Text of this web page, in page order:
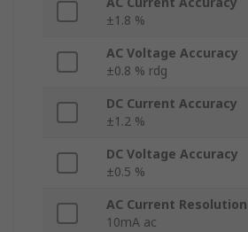
±1.8 %
AC Voltage Accuracy
±0.8 % rdg
DC Current Accuracy
±1.2 %
DC Voltage Accuracy
±0.5 %
AC Current Resolution
10mA ac